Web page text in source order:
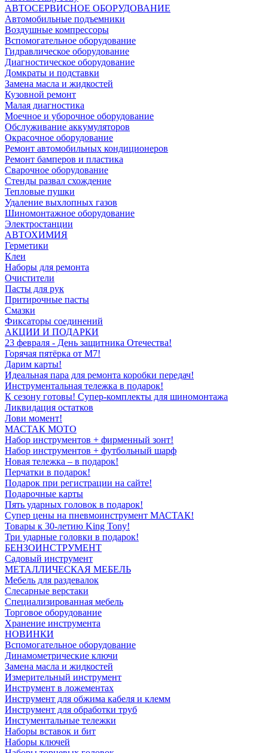
АВТОСЕРВИСНОЕ ОБОРУДОВАНИЕ
Автомобильные подъемники
Воздушные компрессоры
Вспомогательное оборудование
Гидравлическое оборудование
Диагностическое оборудование
Домкраты и подставки
Замена масла и жидкостей
Кузовной ремонт
Малая диагностика
Моечное и уборочное оборудование
Обслуживание аккумуляторов
Окрасочное оборудование
Ремонт автомобильных кондиционеров
Ремонт бамперов и пластика
Сварочное оборудование
Стенды развал схождение
Тепловые пушки
Удаление выхлопных газов
Шиномонтажное оборудование
Электростанции
АВТОХИМИЯ
Герметики
Клеи
Наборы для ремонта
Очистители
Пасты для рук
Притирочные пасты
Смазки
Фиксаторы соединений
АКЦИИ И ПОДАРКИ
23 февраля - День защитника Отечества!
Горячая пятёрка от M7!
Дарим карты!
Идеальная пара для ремонта коробки передач!
Инструментальная тележка в подарок!
К сезону готовы! Супер-комплекты для шиномонтажа
Ликвидация остатков
Лови момент!
МАСТАК МОТО
Набор инструментов + фирменный зонт!
Набор инструментов + футбольный шарф
Новая тележка – в подарок!
Перчатки в подарок!
Подарок при регистрации на сайте!
Подарочные карты
Пять ударных головок в подарок!
Супер цены на пневмоинструмент МАСТАК!
Товары к 30-летию King Tony!
Три ударные головки в подарок!
БЕНЗОИНСТРУМЕНТ
Садовый инструмент
МЕТАЛЛИЧЕСКАЯ МЕБЕЛЬ
Мебель для раздевалок
Слесарные верстаки
Специализированная мебель
Торговое оборудование
Хранение инструмента
НОВИНКИ
Вспомогательное оборудование
Динамометрические ключи
Замена масла и жидкостей
Измерительный инструмент
Инструмент в ложементах
Инструмент для обжима кабеля и клемм
Инструмент для обработки труб
Инстументальные тележки
Наборы вставок и бит
Наборы ключей